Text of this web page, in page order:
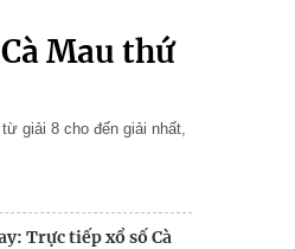
Mau thứ
giải 8 cho đến giải nhất,
Trực tiếp xổ số Cà